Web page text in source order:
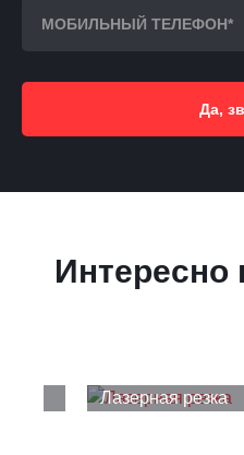
Да,
Интересно
Лазерная резка